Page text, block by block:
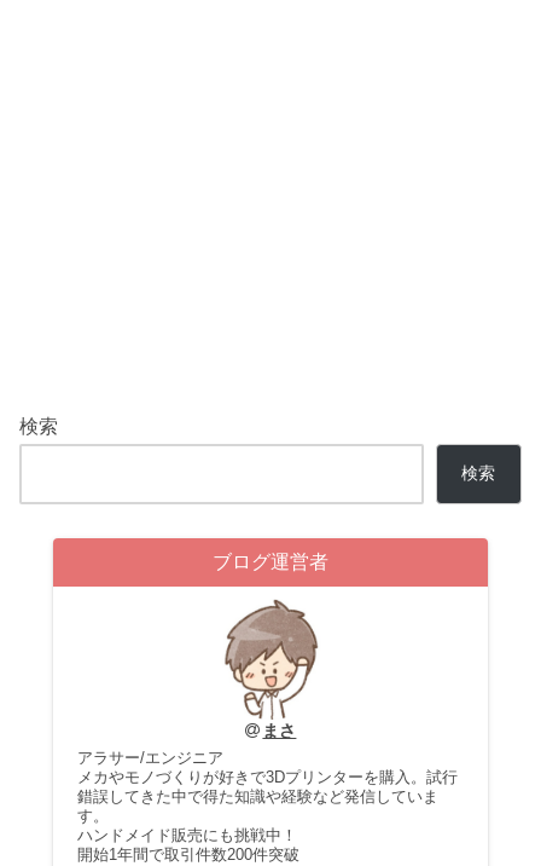
検索
検索
ブログ運営者
まさ
アラサー/エンジニア
メカやモノづくりが好きで3Dプリンターを購入。試行
錯誤してきた中で得た知識や経験など発信していま
す。
ハンドメイド販売にも挑戦中！
開始1年間で取引件数200件突破